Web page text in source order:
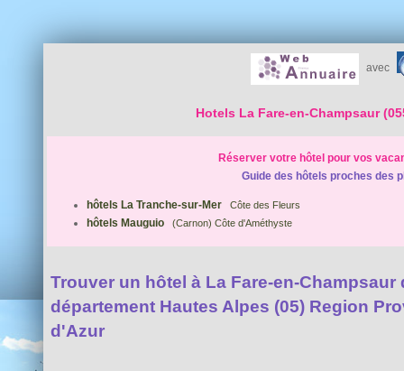
avec
Hotels La Fare-en-Champsaur
Réserver votre hôtel pour vos
Guide des hôtels proches des
hôtels La Tranche-sur-Mer Côte des Fleurs
hôtels Mauguio (Carnon) Côte d'Améthyste
Trouver un hôtel à La Fare-en-
département Hautes Alpes (05) Region
d'Azur